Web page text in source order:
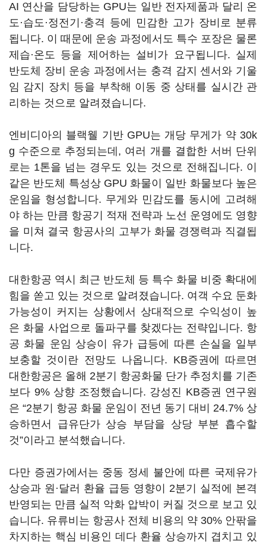
AI 연산을 담당하는 GPU는 일반 전자제품과 달리 온
도·습도·정전기·충격 등에 민감한 고가 장비로 분류
됩니다. 이 때문에 운송 과정에서도 특수 포장은 물론
제습·온도 등을 제어하는 설비가 요구됩니다. 실제
반도체 장비 운송 과정에서는 충격 감지 센서와 기울
임 감지 장치 등을 부착해 이동 중 상태를 실시간 관
리하는 것으로 알려졌습니다.
엔비디아의 블랙웰 기반 GPU는 개당 무게가 약 30k
g 수준으로 추정되는데, 여러 개를 결합한 서버 단위
로는 1톤을 넘는 경우도 있는 것으로 전해집니다. 이
같은 반도체 특성상 GPU 화물이 일반 화물보다 높은
운임을 형성합니다. 무게와 민감도를 동시에 고려해
야 하는 만큼 항공기 적재 전략과 노선 운영에도 영향
을 미쳐 결국 항공사의 고부가 화물 경쟁력과 직결됩
니다.
대한항공 역시 최근 반도체 등 특수 화물 비중 확대에
힘을 쏟고 있는 것으로 알려졌습니다. 여객 수요 둔화
가능성이 커지는 상황에서 상대적으로 수익성이 높
은 화물 사업으로 돌파구를 찾겠다는 전략입니다. 항
공 화물 운임 상승이 유가 급등에 따른 손실을 일부
보충할 것이란 전망도 나옵니다. KB증권에 따르면
대한항공은 올해 2분기 항공화물 단가 추정치를 기존
보다 9% 상향 조정했습니다. 강성진 KB증권 연구원
은 “2분기 항공 화물 운임이 전년 동기 대비 24.7% 상
승하면서 급유단가 상승 부담을 상당 부분 흡수할
것”이라고 분석했습니다.
다만 증권가에서는 중동 정세 불안에 따른 국제유가
상승과 원·달러 환율 급등 영향이 2분기 실적에 본격
반영되는 만큼 실적 악화 압박이 커질 것으로 보고 있
습니다. 유류비는 항공사 전체 비용의 약 30% 안팎을
차지하는 핵심 비용인 데다 환율 상승까지 겹치고 있